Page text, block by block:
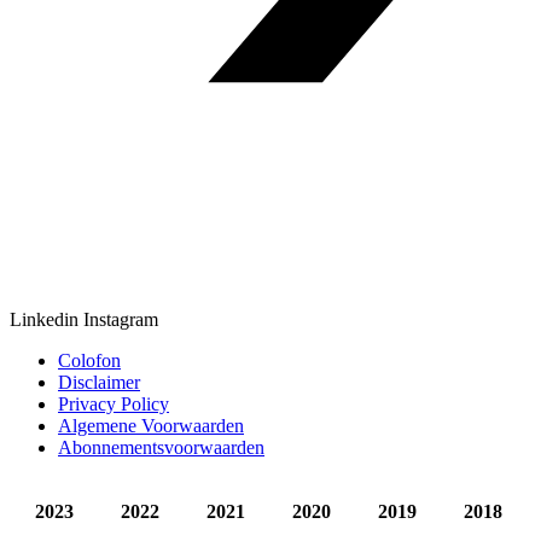
Linkedin Instagram
Colofon
Disclaimer
Privacy Policy
Algemene Voorwaarden
Abonnementsvoorwaarden
2023 2022 2021 2020 2019 2018